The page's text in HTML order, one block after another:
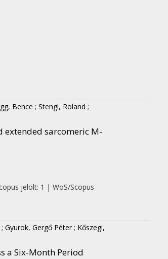
Bence ; Stengl, Roland ;
extended sarcomeric M-
jelölt: 1 | WoS/Scopus
; Gyurok, Gergő Péter ; Kőszegi,
a Six-Month Period